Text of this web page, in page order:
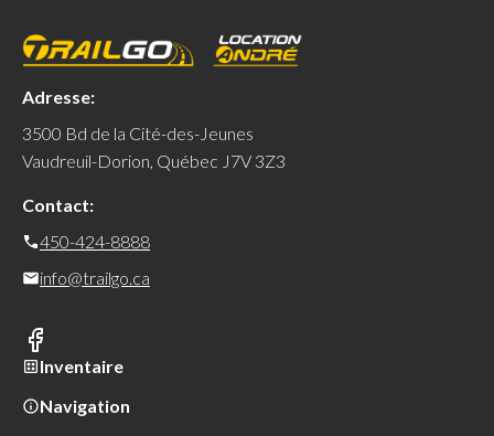
Adresse:
3500 Bd de la Cité-des-Jeunes
Vaudreuil-Dorion, Québec J7V 3Z3
Contact:
450-424-8888
info@trailgo.ca
Inventaire
Navigation